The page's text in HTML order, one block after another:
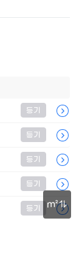
2.2억
80m²
22억
'06. 03
m²
등기
등기
등기
등기
등기